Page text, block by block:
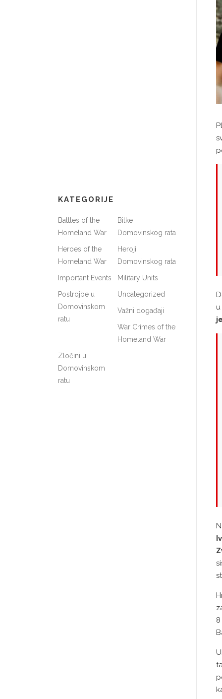
KATEGORIJE
Battles of the
Homeland War
Bitke
Domovinskog rata
Heroes of the
Homeland War
Heroji
Domovinskog rata
Important Events Military Units
Postrojbe u
Domovinskom
ratu
Uncategorized
Važni događaji
War Crimes of the
Homeland War
Zločini u
Domovinskom
ratu